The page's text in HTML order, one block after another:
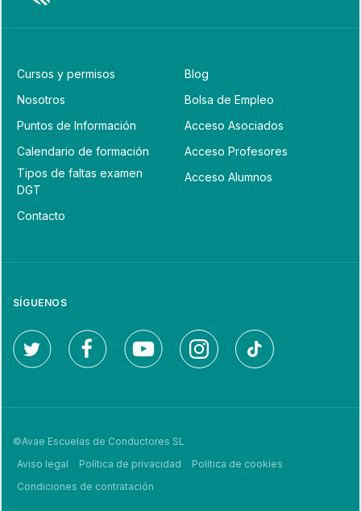
Cursos y permisos
Nosotros
Puntos de Información
Calendario de formación
Tipos de faltas examen
DGT
Contacto
Blog
Bolsa de Empleo
Acceso Asociados
Acceso Profesores
Acceso Alumnos
SÍGUENOS
©Avae Escuelas de Conductores SL
Aviso legal
Política de privacidad
Política de cookies
Condiciones de contratación